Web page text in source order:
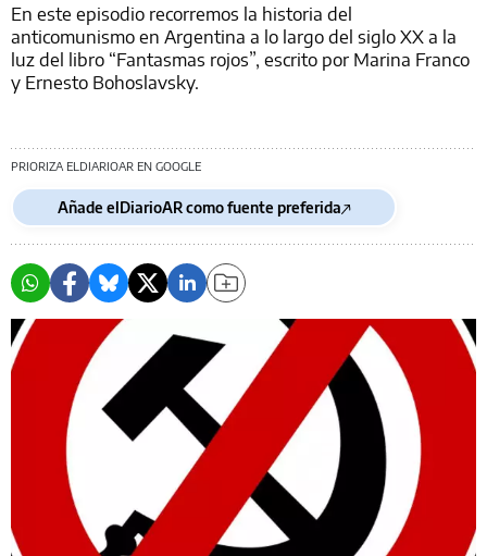
En este episodio recorremos la historia del
anticomunismo en Argentina a lo largo del siglo XX a la
luz del libro “Fantasmas rojos”, escrito por Marina Franco
y Ernesto Bohoslavsky.
PRIORIZA ELDIARIOAR EN GOOGLE
Añade elDiarioAR como fuente preferida